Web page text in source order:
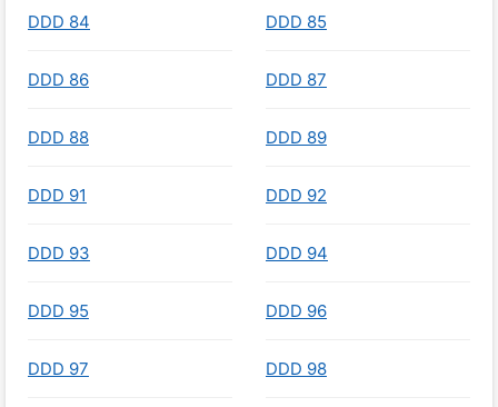
DDD 84 DDD 85
DDD 86 DDD 87
DDD 88 DDD 89
DDD 91 DDD 92
DDD 93 DDD 94
DDD 95 DDD 96
DDD 97 DDD 98